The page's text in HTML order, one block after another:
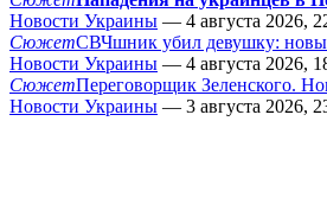
Новости Украины — 4 августа 2026,
СюжетСВЧшник убил девушку:
Новости Украины — 4 августа 2026,
СюжетПереговорщик Зеленского.
Новости Украины — 3 августа 2026,